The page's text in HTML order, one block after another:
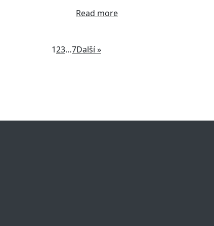
Read more
123…7Další »